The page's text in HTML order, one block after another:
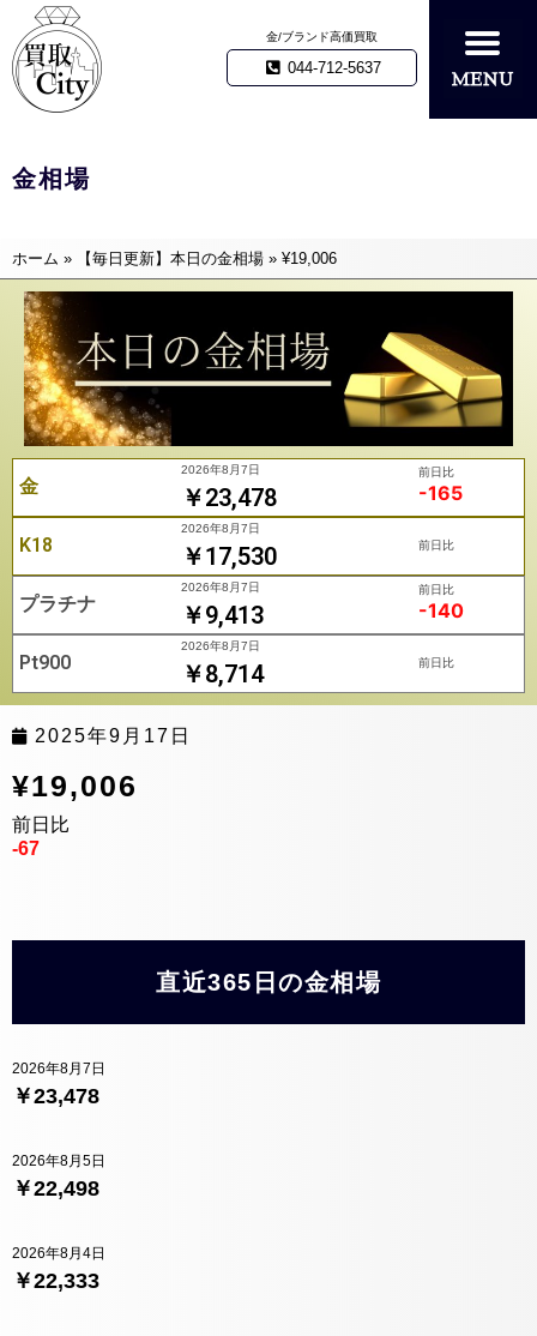
金/ブランド高価買取
044-712-5637
金相場
ホーム » 【毎日更新】本日の金相場 » ¥19,006
金 ￥23,478
2026年8月7日 前日比
-165
K18 ￥17,530
2026年8月7日
前日比
プラチナ ￥9,413
2026年8月7日 前日比
-140
Pt900 ￥8,714
2026年8月7日
前日比
2025年9月17日
¥19,006
前日比
-67
直近365日の金相場
￥23,478
2026年8月7日
￥22,498
2026年8月5日
￥22,333
2026年8月4日